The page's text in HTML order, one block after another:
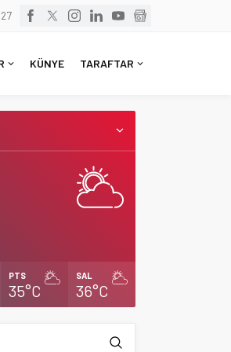
KÜNYE TARAFTAR
PTS
35°C
SAL
36°C